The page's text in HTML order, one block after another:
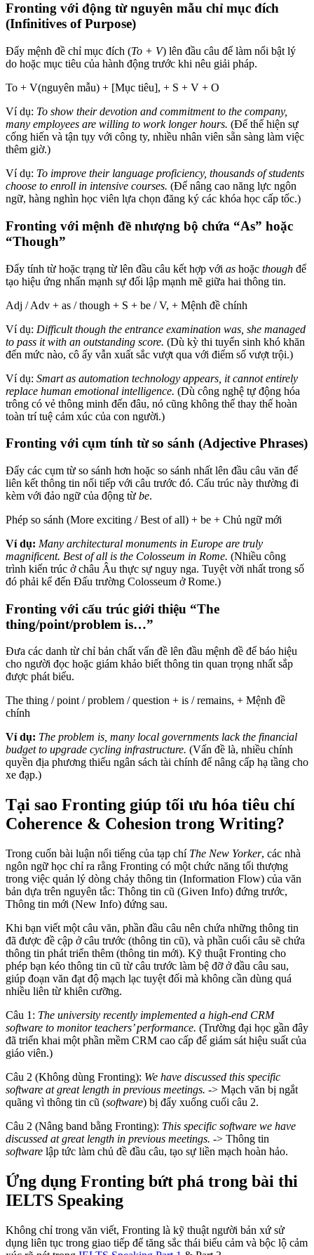
Fronting với động từ nguyên mẫu chỉ mục đích
(Infinitives of Purpose)
Đẩy mệnh đề chỉ mục đích (To + V) lên đầu câu để làm nổi bật lý
do hoặc mục tiêu của hành động trước khi nêu giải pháp.
To + V(nguyên mẫu) + [Mục tiêu], + S + V + O
Ví dụ: To show their devotion and commitment to the company,
many employees are willing to work longer hours. (Để thể hiện sự
cống hiến và tận tụy với công ty, nhiều nhân viên sẵn sàng làm việc
thêm giờ.)
Ví dụ: To improve their language proficiency, thousands of students
choose to enroll in intensive courses. (Để nâng cao năng lực ngôn
ngữ, hàng nghìn học viên lựa chọn đăng ký các khóa học cấp tốc.)
Fronting với mệnh đề nhượng bộ chứa “As” hoặc
“Though”
Đẩy tính từ hoặc trạng từ lên đầu câu kết hợp với as hoặc though để
tạo hiệu ứng nhấn mạnh sự đối lập mạnh mẽ giữa hai thông tin.
Adj / Adv + as / though + S + be / V, + Mệnh đề chính
Ví dụ: Difficult though the entrance examination was, she managed
to pass it with an outstanding score. (Dù kỳ thi tuyển sinh khó khăn
đến mức nào, cô ấy vẫn xuất sắc vượt qua với điểm số vượt trội.)
Ví dụ: Smart as automation technology appears, it cannot entirely
replace human emotional intelligence. (Dù công nghệ tự động hóa
trông có vẻ thông minh đến đâu, nó cũng không thể thay thế hoàn
toàn trí tuệ cảm xúc của con người.)
Fronting với cụm tính từ so sánh (Adjective Phrases)
Đẩy các cụm từ so sánh hơn hoặc so sánh nhất lên đầu câu văn để
liên kết thông tin nối tiếp với câu trước đó. Cấu trúc này thường đi
kèm với đảo ngữ của động từ be.
Phép so sánh (More exciting / Best of all) + be + Chủ ngữ mới
Ví dụ: Many architectural monuments in Europe are truly
magnificent. Best of all is the Colosseum in Rome. (Nhiều công
trình kiến trúc ở châu Âu thực sự nguy nga. Tuyệt vời nhất trong số
đó phải kể đến Đấu trường Colosseum ở Rome.)
Fronting với cấu trúc giới thiệu “The
thing/point/problem is…”
Đưa các danh từ chỉ bản chất vấn đề lên đầu mệnh đề để báo hiệu
cho người đọc hoặc giám khảo biết thông tin quan trọng nhất sắp
được phát biểu.
The thing / point / problem / question + is / remains, + Mệnh đề
chính
Ví dụ: The problem is, many local governments lack the financial
budget to upgrade cycling infrastructure. (Vấn đề là, nhiều chính
quyền địa phương thiếu ngân sách tài chính để nâng cấp hạ tầng cho
xe đạp.)
Tại sao Fronting giúp tối ưu hóa tiêu chí
Coherence & Cohesion trong Writing?
Trong cuốn bài luận nổi tiếng của tạp chí The New Yorker, các nhà
ngôn ngữ học chỉ ra rằng Fronting có một chức năng tối thượng
trong việc quản lý dòng chảy thông tin (Information Flow) của văn
bản dựa trên nguyên tắc: Thông tin cũ (Given Info) đứng trước,
Thông tin mới (New Info) đứng sau.
Khi bạn viết một câu văn, phần đầu câu nên chứa những thông tin
đã được đề cập ở câu trước (thông tin cũ), và phần cuối câu sẽ chứa
thông tin phát triển thêm (thông tin mới). Kỹ thuật Fronting cho
phép bạn kéo thông tin cũ từ câu trước làm bệ đỡ ở đầu câu sau,
giúp đoạn văn đạt độ mạch lạc tuyệt đối mà không cần dùng quá
nhiều liên từ khiên cưỡng.
Câu 1: The university recently implemented a high-end CRM
software to monitor teachers’ performance. (Trường đại học gần đây
đã triển khai một phần mềm CRM cao cấp để giám sát hiệu suất của
giáo viên.)
Câu 2 (Không dùng Fronting): We have discussed this specific
software at great length in previous meetings. -> Mạch văn bị ngắt
quãng vì thông tin cũ (software) bị đẩy xuống cuối câu 2.
Câu 2 (Nâng band bằng Fronting): This specific software we have
discussed at great length in previous meetings. -> Thông tin
software lập tức làm chủ đề đầu câu, tạo sự liền mạch hoàn hảo.
Ứng dụng Fronting bứt phá trong bài thi
IELTS Speaking
Không chỉ trong văn viết, Fronting là kỹ thuật người bản xứ sử
dụng liên tục trong giao tiếp để tăng sắc thái biểu cảm và bộc lộ cảm